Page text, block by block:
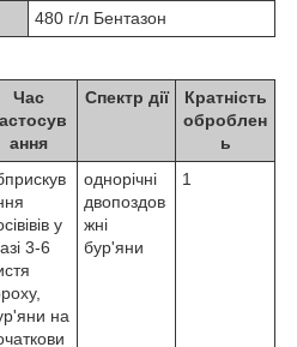
480 г/л Бентазон
Час
ання
Спектр дії
Кратність
оброблен
ь
у
3-6
на
однорічні
двопоздов
жні
бур'яни
1